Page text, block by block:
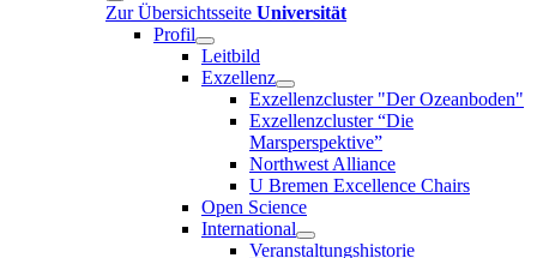
Zur Übersichtsseite Universität
Profil
Leitbild
Exzellenz
Exzellenzcluster "Der Ozeanboden"
Exzellenzcluster “Die
Marsperspektive”
Northwest Alliance
U Bremen Excellence Chairs
Open Science
International
Veranstaltungshistorie